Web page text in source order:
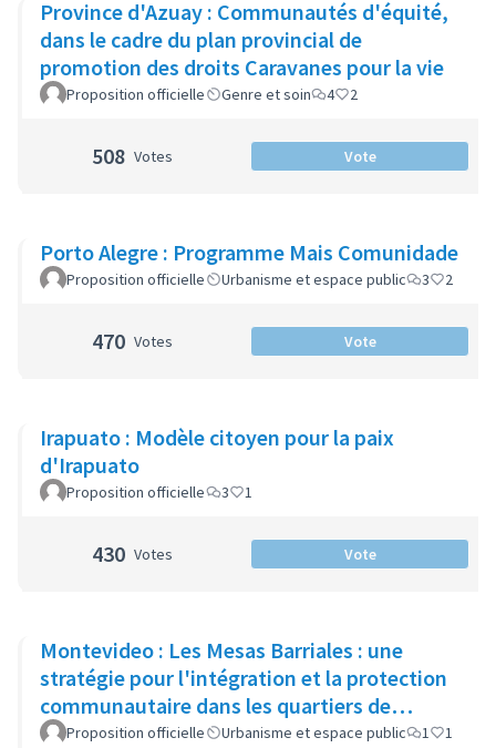
Province d'Azuay : Communautés d'équité,
dans le cadre du plan provincial de
promotion des droits Caravanes pour la vie
Proposition officielle Genre et soin 4 2
508 Votes Vote
Porto Alegre : Programme Mais Comunidade
Proposition officielle Urbanisme et espace public 3 2
470 Votes Vote
Irapuato : Modèle citoyen pour la paix
d'Irapuato
Proposition officielle 3 1
430 Votes Vote
Montevideo : Les Mesas Barriales : une
stratégie pour l'intégration et la protection
communautaire dans les quartiers de
Montevideo
Proposition officielle Urbanisme et espace public 1 1